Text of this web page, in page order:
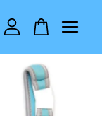
的。